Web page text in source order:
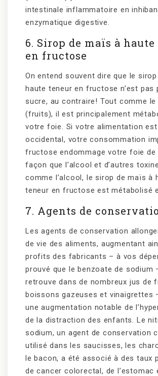
intestinale inflammatoire en
enzymatique digestive.
6. Sirop de maïs à
en fructose
On entend souvent dire que le
haute teneur en fructose n’est pas
sucre, au contraire! Tout comme
(fruits), il est principalement
votre foie. Si votre alimentation est
occidental, votre consommation
fructose endommage votre foie de
façon que l’alcool et d’autres
comme l’alcool, le sirop de maïs à
teneur en fructose est métabolisé
7. Agents de
Les agents de conservation
de vie des aliments, augmentant
profits des fabricants – à vos
prouvé que le benzoate de sodium
retrouve dans de nombreux jus de
boissons gazeuses et vinaigrettes
une augmentation notable de
de la distraction des enfants. Le
sodium, un agent de conservation
utilisé dans les saucisses, les
le bacon, a été associé à des taux
de cancer colorectal, de l’estomac